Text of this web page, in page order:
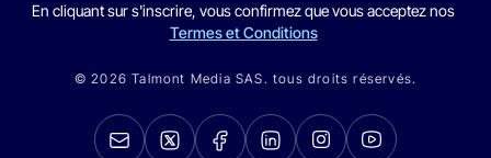
En cliquant sur s'inscrire, vous confirmez que vous acceptez nos
Termes et Conditions
© 2026 Talmont Media SAS. tous droits réservés.